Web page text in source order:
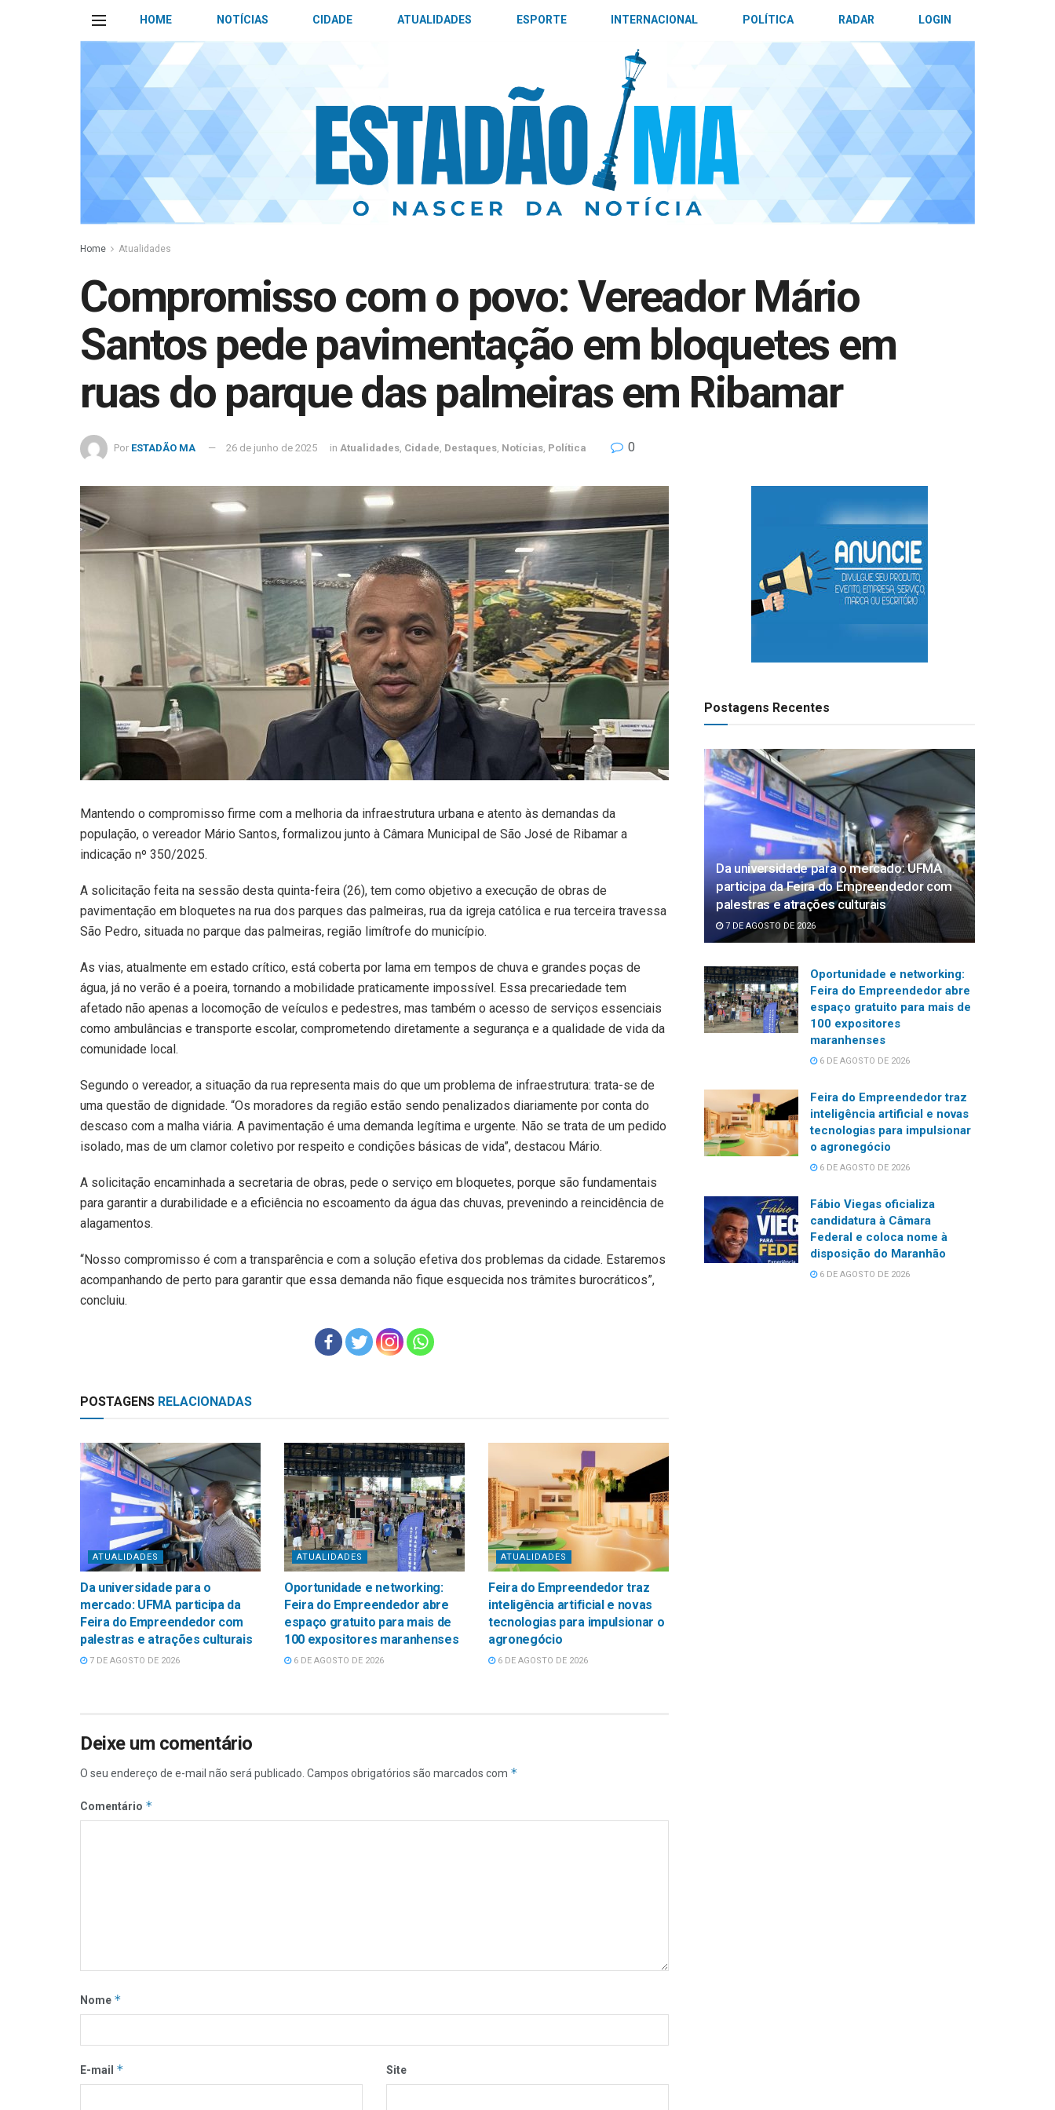
HOME NOTÍCIAS CIDADE ATUALIDADES ESPORTE INTERNACIONAL POLÍTICA RADAR LOGIN
Home Atualidades
Compromisso com o povo: Vereador Mário
Santos pede pavimentação em bloquetes em
ruas do parque das palmeiras em Ribamar
Por ESTADÃO MA 26 de junho de 2025 in Atualidades Cidade Destaques Notícias Política 0
Mantendo o compromisso firme com a melhoria da infraestrutura urbana e atento às demandas da
população, o vereador Mário Santos, formalizou junto à Câmara Municipal de São José de Ribamar a
indicação nº 350/2025.
A solicitação feita na sessão desta quinta-feira (26), tem como objetivo a execução de obras de
pavimentação em bloquetes na rua dos parques das palmeiras, rua da igreja católica e rua terceira travessa
São Pedro, situada no parque das palmeiras, região limítrofe do município.
As vias, atualmente em estado crítico, está coberta por lama em tempos de chuva e grandes poças de
água, já no verão é a poeira, tornando a mobilidade praticamente impossível. Essa precariedade tem
afetado não apenas a locomoção de veículos e pedestres, mas também o acesso de serviços essenciais
como ambulâncias e transporte escolar, comprometendo diretamente a segurança e a qualidade de vida da
comunidade local.
Segundo o vereador, a situação da rua representa mais do que um problema de infraestrutura: trata-se de
uma questão de dignidade. “Os moradores da região estão sendo penalizados diariamente por conta do
descaso com a malha viária. A pavimentação é uma demanda legítima e urgente. Não se trata de um pedido
isolado, mas de um clamor coletivo por respeito e condições básicas de vida”, destacou Mário.
A solicitação encaminhada a secretaria de obras, pede o serviço em bloquetes, porque são fundamentais
para garantir a durabilidade e a eficiência no escoamento da água das chuvas, prevenindo a reincidência de
alagamentos.
“Nosso compromisso é com a transparência e com a solução efetiva dos problemas da cidade. Estaremos
acompanhando de perto para garantir que essa demanda não fique esquecida nos trâmites burocráticos”,
concluiu.
POSTAGENS RELACIONADAS
ATUALIDADES
Da universidade para o
mercado: UFMA participa da
Feira do Empreendedor com
palestras e atrações culturais
7 DE AGOSTO DE 2026
ATUALIDADES
Oportunidade e networking:
Feira do Empreendedor abre
espaço gratuito para mais de
100 expositores maranhenses
6 DE AGOSTO DE 2026
ATUALIDADES
Feira do Empreendedor traz
inteligência artificial e novas
tecnologias para impulsionar o
agronegócio
6 DE AGOSTO DE 2026
Deixe um comentário
O seu endereço de e-mail não será publicado. Campos obrigatórios são marcados com *
Comentário *
Nome *
E-mail * Site
Postagens Recentes
Da universidade para o mercado: UFMA
participa da Feira do Empreendedor com
palestras e atrações culturais
7 DE AGOSTO DE 2026
Oportunidade e networking:
Feira do Empreendedor abre
espaço gratuito para mais de
100 expositores
maranhenses
6 DE AGOSTO DE 2026
Feira do Empreendedor traz
inteligência artificial e novas
tecnologias para impulsionar
o agronegócio
6 DE AGOSTO DE 2026
Fábio Viegas oficializa
candidatura à Câmara
Federal e coloca nome à
disposição do Maranhão
6 DE AGOSTO DE 2026